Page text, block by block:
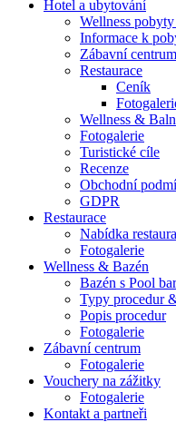
Hotel a ubytování
Wellness
Informace k
Zábavní centrum
Restaurace
Ceník
Wellness &
Fotogalerie
Turistické cíle
Recenze
Obchodní
GDPR
Restaurace
Nabídka
Fotogalerie
Wellness & Bazén
Bazén s Pool
Typy procedur
Popis procedur
Fotogalerie
Zábavní centrum
Fotogalerie
Vouchery na zážitky
Fotogalerie
Kontakt a partneři